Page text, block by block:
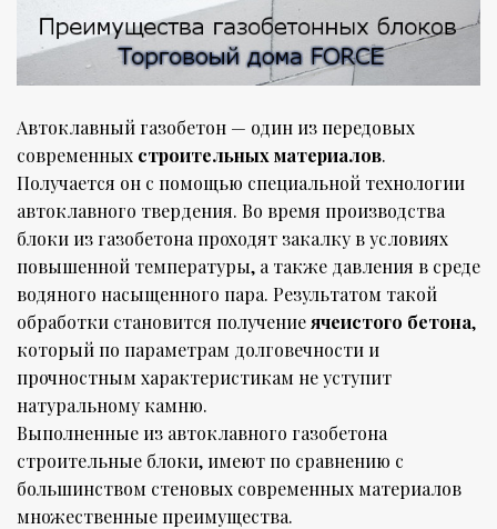
Автоклавный газобетон — один из передовых
современных строительных материалов.
Получается он с помощью специальной технологии
автоклавного твердения. Во время производства
блоки из газобетона проходят закалку в условиях
повышенной температуры, а также давления в среде
водяного насыщенного пара. Результатом такой
обработки становится получение ячеистого бетона,
который по параметрам долговечности и
прочностным характеристикам не уступит
натуральному камню.
Выполненные из автоклавного газобетона
строительные блоки, имеют по сравнению с
большинством стеновых современных материалов
множественные преимущества.